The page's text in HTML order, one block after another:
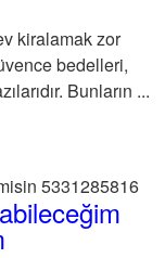
kiralamak zor
bedelleri,
Bunların ...
5331285816